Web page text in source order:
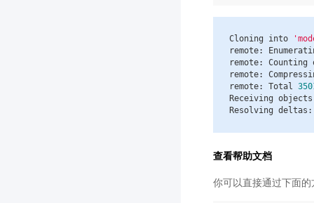
Cloning into
remote:
remote: Counting
remote:
remote: Total
Receiving objects
Resolving deltas :
查看帮助文档
你可以直接通过下面